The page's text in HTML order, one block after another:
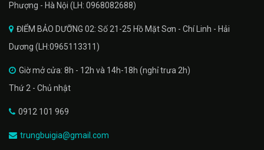
Phượng - Hà Nội (LH: 0968082688)
ĐIỂM BẢO DƯỠNG 02: Số 21-25 Hồ Mặt Sơn - Chí Linh - Hải
Dương (LH:0965113311)
Giờ mở cửa: 8h - 12h và 14h-18h (nghỉ trưa 2h)
Thứ 2 - Chủ nhật
0912 101 969
trungbuigia@gmail.com